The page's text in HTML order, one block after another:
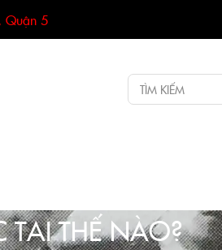
Quận 5
TÌM KIẾM
THẾ NÀO?